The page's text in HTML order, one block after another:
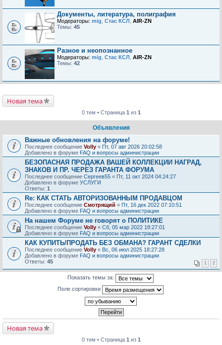
Документы, литература, полиграфия
Модераторы: mig Стас КСЛ AIR-ZN
Темы: 45
Разное и неопознанное
Модераторы: mig Стас КСЛ AIR-ZN
Темы: 42
Новая тема
0 тем • Страница 1 из 1
Объявления
Важные обновления на форуме!
Последнее сообщение Volly « Пт, 07 авг 2026 20:02:58
Добавлено в форуме FAQ и вопросы администрации
БЕЗОПАСНАЯ ПРОДАЖА ВАШЕЙ КОЛЛЕКЦИИ НАГРАД,
ЗНАКОВ И ПР. ЧЕРЕЗ ГАРАНТА ФОРУМА
Последнее сообщение Сергеев55 « Пт, 11 окт 2024 04:24:27
Добавлено в форуме УСЛУГИ
Ответы: 1
Re: КАК СТАТЬ АВТОРИЗОВАННЫМ ПРОДАВЦОМ
Последнее сообщение Смотрящий « Пт, 16 дек 2022 07:10:51
Добавлено в форуме FAQ и вопросы администрации
На нашем Форуме не говорят о ПОЛИТИКЕ
Последнее сообщение Volly « Сб, 05 мар 2022 18:27:01
Добавлено в форуме FAQ и вопросы администрации
КАК КУПИТЬ/ПРОДАТЬ БЕЗ ОБМАНА? ГАРАНТ СДЕЛКИ
Последнее сообщение Volly « Вс, 06 июл 2025 18:27:28
Добавлено в форуме FAQ и вопросы администрации
Ответы: 45 1 2
Показать темы за:
Поле сортировки
Новая тема
0 тем • Страница 1 из 1